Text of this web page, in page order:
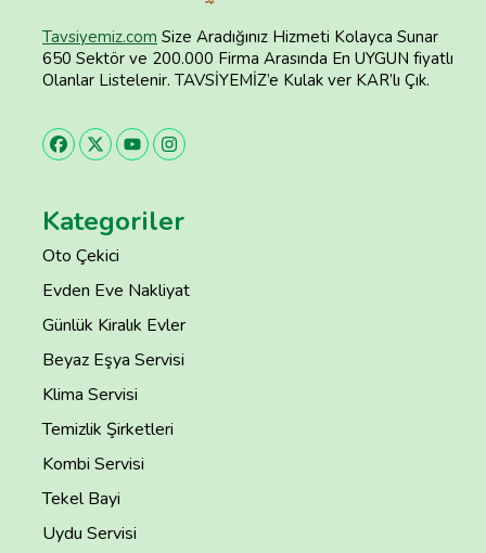
Tavsiyemiz.com Size Aradığınız Hizmeti Kolayca Sunar
650 Sektör ve 200.000 Firma Arasında En UYGUN fiyatlı
Olanlar Listelenir. TAVSİYEMİZ’e Kulak ver KAR’lı Çık.
Kategoriler
Oto Çekici
Evden Eve Nakliyat
Günlük Kiralık Evler
Beyaz Eşya Servisi
Klima Servisi
Temizlik Şirketleri
Kombi Servisi
Tekel Bayi
Uydu Servisi